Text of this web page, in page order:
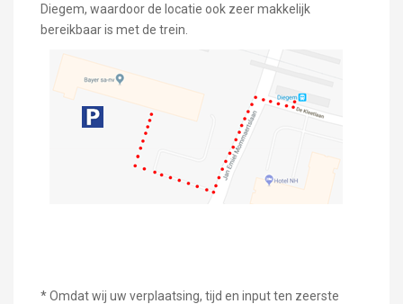
Diegem, waardoor de locatie ook zeer makkelijk
bereikbaar is met de trein.
* Omdat wij uw verplaatsing, tijd en input ten zeerste